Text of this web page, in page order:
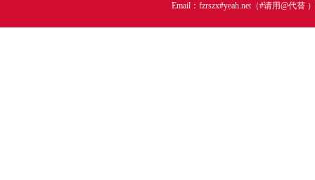
Email：fzrszx#yeah.net（#请用@代替